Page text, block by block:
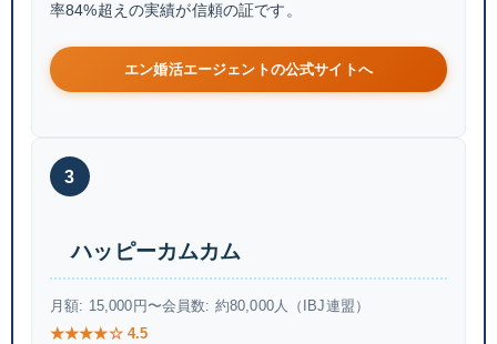
率84%超えの実績が信頼の証です。
エン婚活エージェントの公式サイトへ
3
ハッピーカムカム
月額: 15,000円〜会員数: 約80,000人（IBJ連盟）
★★★★☆ 4.5